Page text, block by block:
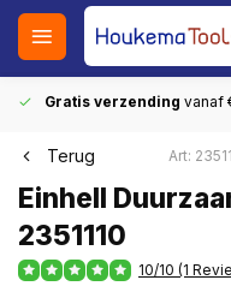
Gratis verzending vanaf
Terug Art:
Einhell
2351110
10/10 (1